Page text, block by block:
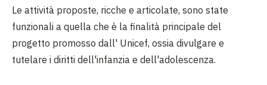
Le attività proposte, ricche e articolate, sono state
funzionali a quella che è la finalità principale del
progetto promosso dall' Unicef, ossia divulgare e
tutelare i diritti dell'infanzia e dell'adolescenza.